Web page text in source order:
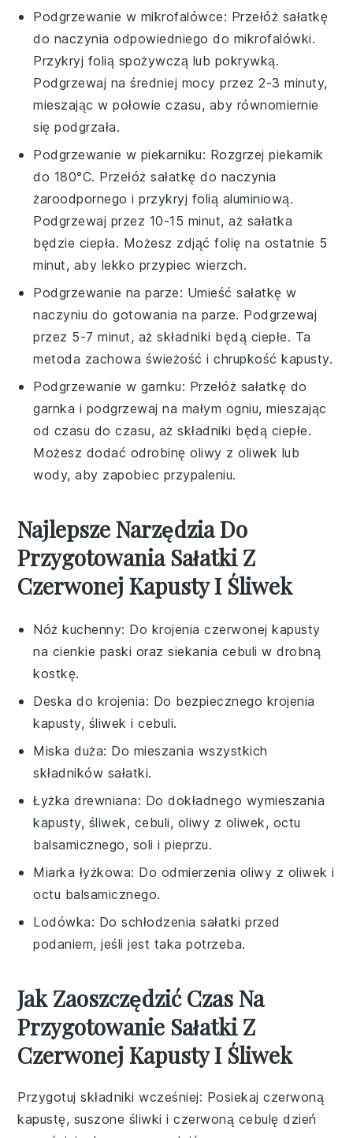
Podgrzewanie w mikrofalówce: Przełóż sałatkę
do naczynia odpowiedniego do mikrofalówki.
Przykryj folią spożywczą lub pokrywką.
Podgrzewaj na średniej mocy przez 2-3 minuty,
mieszając w połowie czasu, aby równomiernie
się podgrzała.
Podgrzewanie w piekarniku: Rozgrzej piekarnik
do 180°C. Przełóż sałatkę do naczynia
żaroodpornego i przykryj folią aluminiową.
Podgrzewaj przez 10-15 minut, aż sałatka
będzie ciepła. Możesz zdjąć folię na ostatnie 5
minut, aby lekko przypiec wierzch.
Podgrzewanie na parze: Umieść sałatkę w
naczyniu do gotowania na parze. Podgrzewaj
przez 5-7 minut, aż składniki będą ciepłe. Ta
metoda zachowa świeżość i chrupkośćkapusty.
Podgrzewanie w garnku: Przełóż sałatkę do
garnka i podgrzewaj na małym ogniu, mieszając
od czasu do czasu, aż składniki będą ciepłe.
Możesz dodać odrobinęoliwy z oliwek lub
wody, aby zapobiec przypaleniu.
Najlepsze Narzędzia Do
Przygotowania Sałatki Z
Czerwonej Kapusty I Śliwek
Nóż kuchenny: Do krojenia czerwonej kapusty
na cienkie paski oraz siekania cebuli w drobną
kostkę.
Deska do krojenia: Do bezpiecznego krojenia
kapusty, śliwek i cebuli.
Miska duża: Do mieszania wszystkich
składników sałatki.
Łyżka drewniana: Do dokładnego wymieszania
kapusty, śliwek, cebuli, oliwy z oliwek, octu
balsamicznego, soli i pieprzu.
Miarka łyżkowa: Do odmierzenia oliwy z oliwek i
octu balsamicznego.
Lodówka: Do schłodzenia sałatki przed
podaniem, jeśli jest taka potrzeba.
Jak Zaoszczędzić Czas Na
Przygotowanie Sałatki Z
Czerwonej Kapusty I Śliwek
Przygotuj składniki wcześniej: Posiekajczerwoną
kapustę, suszone śliwki iczerwoną cebulę dzień